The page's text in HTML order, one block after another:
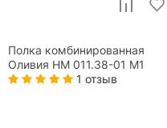
Полка комбинированная
Оливия НМ 011.38-01 М1
1 отзыв